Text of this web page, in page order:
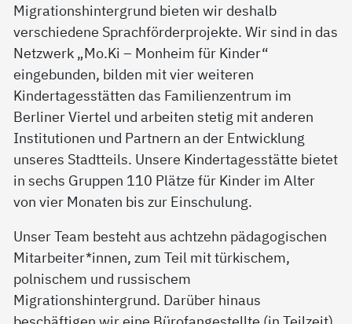
Migrationshintergrund bieten wir deshalb
verschiedene Sprachförderprojekte. Wir sind in das
Netzwerk „Mo.Ki – Monheim für Kinder“
eingebunden, bilden mit vier weiteren
Kindertagesstätten das Familienzentrum im
Berliner Viertel und arbeiten stetig mit anderen
Institutionen und Partnern an der Entwicklung
unseres Stadtteils. Unsere Kindertagesstätte bietet
in sechs Gruppen 110 Plätze für Kinder im Alter
von vier Monaten bis zur Einschulung.
Unser Team besteht aus achtzehn pädagogischen
Mitarbeiter*innen, zum Teil mit türkischem,
polnischem und russischem
Migrationshintergrund. Darüber hinaus